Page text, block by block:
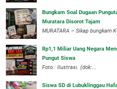
Bungkam Soal Dugaan
Muratara Disorot Tajam
‎MURATARA – Sikap bungkam
‎Rp1,1 Miliar Uang Negara
Pungut Siswa
Foto : Ilustrasi. (dok:...
Siswa SD di Lubuklinggau